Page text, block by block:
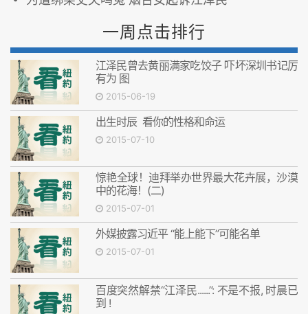
一周点击排行
江泽民曾去黄丽满家吃饺子 吓坏深圳书记厉
有为 图
2015-06-19
出生时辰 看你的性格和命运
2015-07-10
惊艳全球！迪拜举办世界最大花卉展，沙漠
中的花海！(二)
2015-07-01
外媒披露习近平 “能上能下”可能名单
2015-07-01
百度突然解禁“江泽民......”: 不是不报, 时晨已
到 !